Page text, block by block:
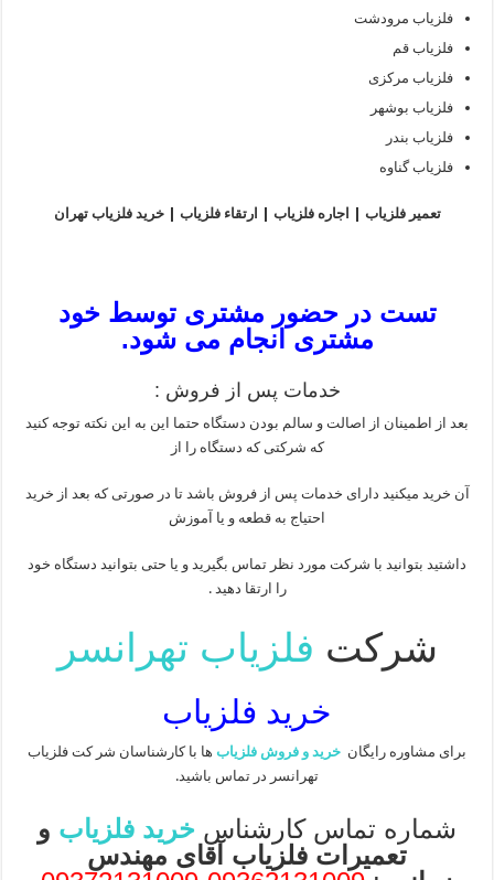
فلزیاب مرودشت
فلزیاب قم
فلزیاب مرکزی
فلزیاب بوشهر
فلزیاب بندر
فلزیاب گناوه
تعمیر فلزیاب | اجاره فلزیاب | ارتقاء فلزیاب | خرید فلزیاب تهران
تست در حضور مشتری توسط خود
مشتری انجام می شود.
خدمات پس از فروش :
بعد از اطمینان از اصالت و سالم بودن دستگاه حتما این به این نکته توجه کنید
که شرکتی که دستگاه را از
آن خرید میکنید دارای خدمات پس از فروش باشد تا در صورتی که بعد از خرید
احتیاج به قطعه و یا آموزش
داشتید بتوانید با شرکت مورد نظر تماس بگیرید و یا حتی بتوانید دستگاه خود
را ارتقا دهید .
شرکت فلزیاب تهرانسر
خرید فلزیاب
برای مشاوره رایگان خرید و فروش فلزیاب ها با کارشناسان شر کت فلزیاب
تهرانسر در تماس باشید.
شماره تماس کارشناس خرید فلزیاب و
تعمیرات فلزیاب آقای مهندس